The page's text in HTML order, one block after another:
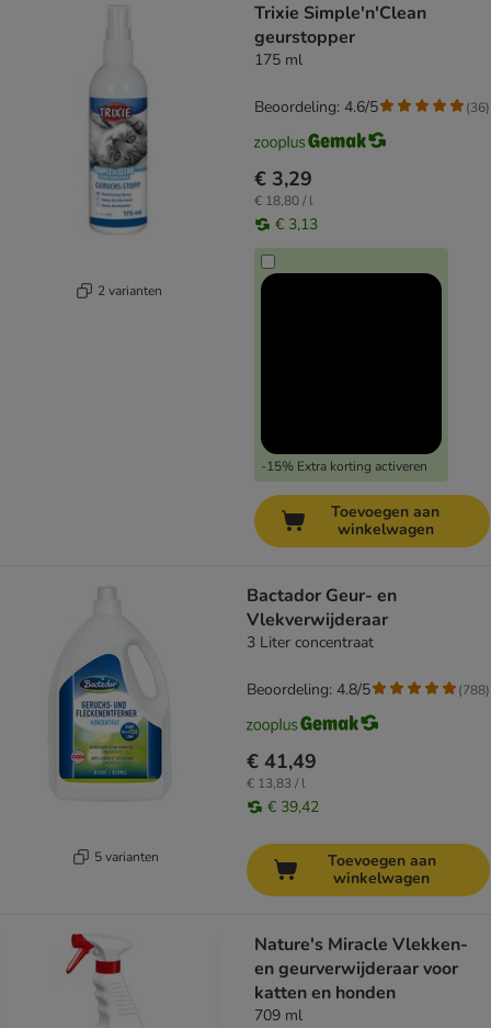
2 varianten
Trixie Simple'n'Clean
geurstopper
175 ml
€ 3,29
€ 18,80 / l
€ 3,13
-15% Extra korting activeren
Beoordeling: 4.6/5 (36)
Toevoegen aan
winkelwagen
5 varianten
Bactador Geur- en
Vlekverwijderaar
3 Liter concentraat
€ 41,49
€ 13,83 / l
€ 39,42
Beoordeling: 4.8/5 (788)
Toevoegen aan
winkelwagen
Nature's Miracle Vlekken-
en geurverwijderaar voor
katten en honden
709 ml